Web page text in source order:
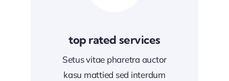
top rated services
Setus vitae pharetra auctor
kasu mattied sed interdum